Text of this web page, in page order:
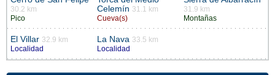
30.2 km
Pico
Celemín 31.1 km
Cueva(s)
31.9 km
Montañas
El Villar 32.9 km
Localidad
La Nava 33.5 km
Localidad